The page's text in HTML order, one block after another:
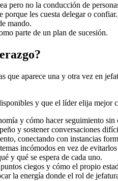
pero no la conducción de
porque les cuesta delegar o confiar.
mando.
parte de un plan de sucesión.
aparece una y otra vez en
y que el líder elija mejor
y cómo hacer seguimiento sin
y sostener conversaciones
conectando con instancias
incómodos en vez de evitarlos
y qué se espera de cada uno.
ciegos y cómo el propio
la energía donde el rol de